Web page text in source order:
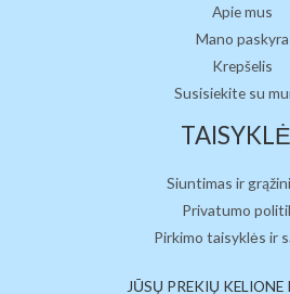
Apie mus
Mano paskyra
Krepšelis
Susisiekite su
Siuntimas ir
Privatumo
Pirkimo taisyklės ir
JŪSŲ PREKIŲ KELIONE